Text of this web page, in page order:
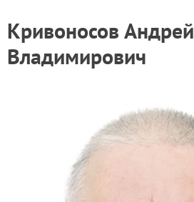
Кривоносов Андрей
Владимирович